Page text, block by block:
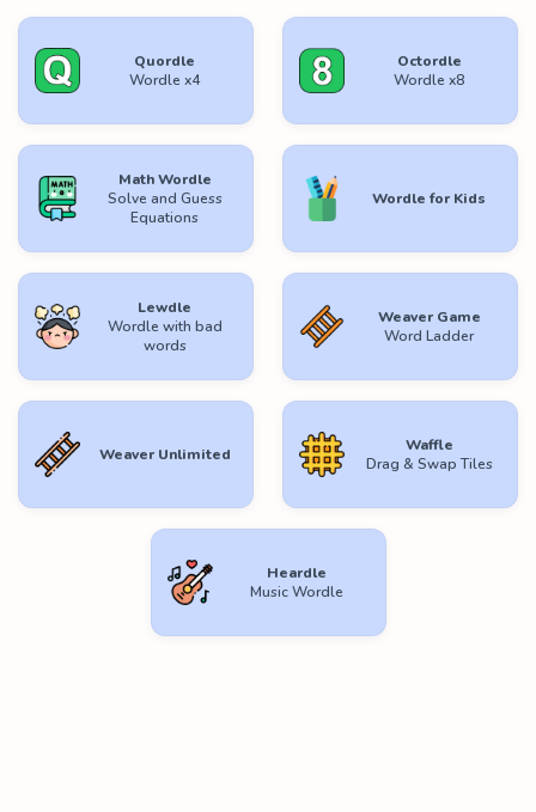
Quordle
Wordle x4
Octordle
Wordle x8
Math Wordle
Solve and Guess
Equations
Wordle for Kids
Lewdle
Wordle with bad
words
Weaver Game
Word Ladder
Weaver Unlimited
Waffle
Drag & Swap Tiles
Heardle
Music Wordle